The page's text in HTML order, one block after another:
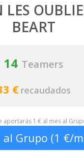
BEART
14 Teamers
€ recaudados
aportarás 1 € al mes al
Grupo (1 €/